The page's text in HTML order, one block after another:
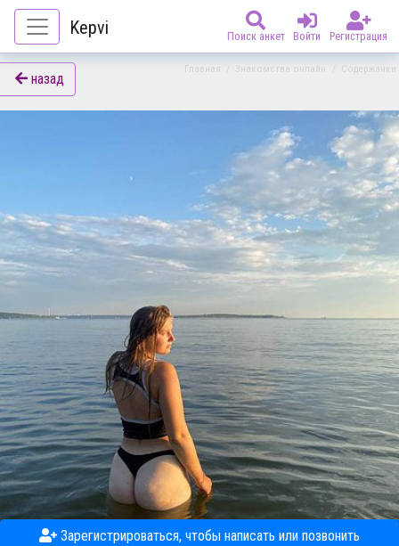
Kepvi Поиск анкет Войти Регистрация
назад
Главная Знакомства онлайн Содержанки
Зарегистрироваться, чтобы написать или позвонить